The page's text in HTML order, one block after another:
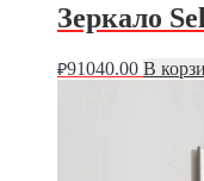
Зеркало
₽91040.00 В